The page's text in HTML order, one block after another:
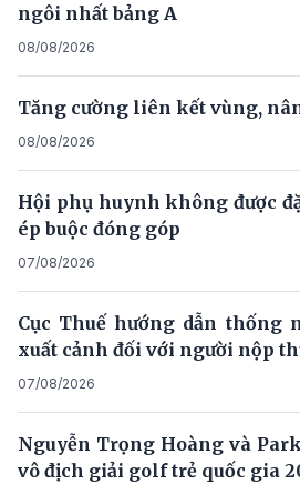
ngôi nhất bảng A
08/08/2026
Tăng cường liên kết vùng,
08/08/2026
Hội phụ huynh không được
ép buộc đóng góp
07/08/2026
Cục Thuế hướng dẫn thống
xuất cảnh đối với người nộp
07/08/2026
Nguyễn Trọng Hoàng và
vô địch giải golf trẻ quốc gia